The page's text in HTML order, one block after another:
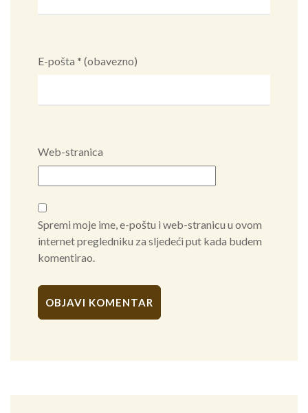
E-pošta * (obavezno)
Web-stranica
Spremi moje ime, e-poštu i web-stranicu u ovom
internet pregledniku za sljedeći put kada budem
komentirao.